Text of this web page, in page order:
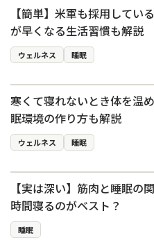
【簡単】米軍も採用してい
が早くなる生活習慣も解説
ウェルネス 睡眠
寒くて寝れないとき体を温
眠環境の作り方も解説
ウェルネス 睡眠
【実は深い】筋肉と睡眠の
時間寝るのがベスト？
睡眠